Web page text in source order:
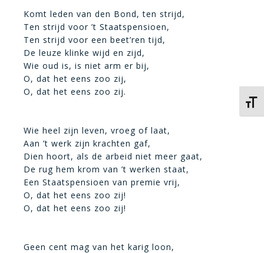
Komt leden van den Bond, ten strijd,
Ten strijd voor ’t Staatspensioen,
Ten strijd voor een beet’ren tijd,
De leuze klinke wijd en zijd,
Wie oud is, is niet arm er bij,
O, dat het eens zoo zij,
O, dat het eens zoo zij.
Wie heel zijn leven, vroeg of laat,
Aan ’t werk zijn krachten gaf,
Dien hoort, als de arbeid niet meer gaat,
De rug hem krom van ’t werken staat,
Een Staatspensioen van premie vrij,
O, dat het eens zoo zij!
O, dat het eens zoo zij!
Geen cent mag van het karig loon,